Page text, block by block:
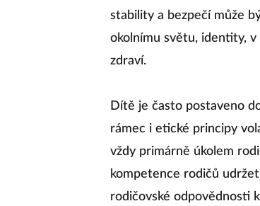
stability a bezpečí může
okolnímu světu, identity,
zdraví.
Dítě je často postaveno
rámec i etické principy
vždy primárně úkolem
kompetence rodičů
rodičovské odpovědnosti